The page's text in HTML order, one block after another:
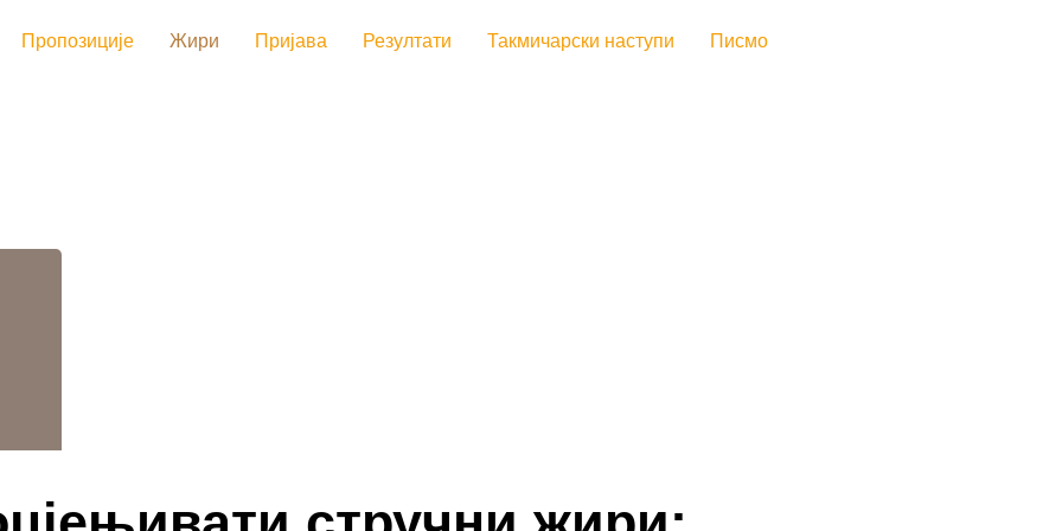
Пропозиције Жири Пријава Резултати Такмичарски наступи Писмо